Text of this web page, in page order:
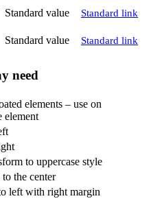
Standard value Standard link
Standard value Standard link
need
elements – use on
element
to uppercase style
to the center
left with right margin